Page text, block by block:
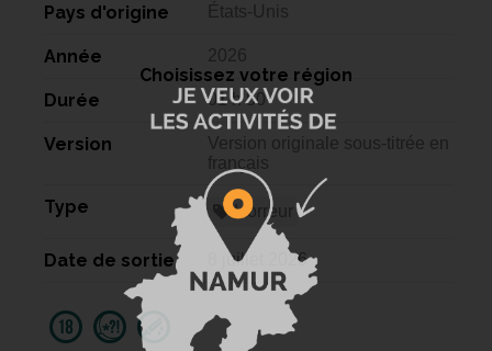
Pays d'origine États-Unis
Année 2026
Durée 01 h 50
Version
Version originale sous-titrée en
français
Type Horreur
Date de sortie 8 juillet 2026
Choisissez votre région